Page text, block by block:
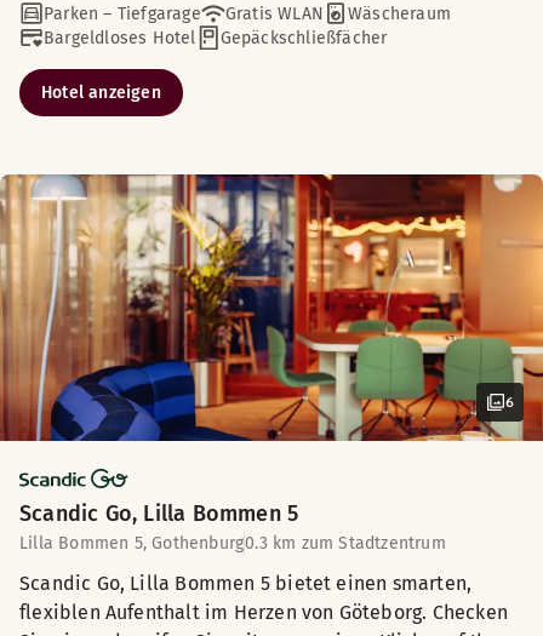
Parken – Tiefgarage Gratis WLAN
Wäscheraum
Bargeldloses Hotel
Gepäckschließfächer
Hotel anzeigen
6
Scandic Go, Lilla Bommen 5
Lilla Bommen 5, Gothenburg0.3 km zum Stadtzentrum
Scandic Go, Lilla Bommen 5 bietet einen smarten,
flexiblen Aufenthalt im Herzen von Göteborg. Checken